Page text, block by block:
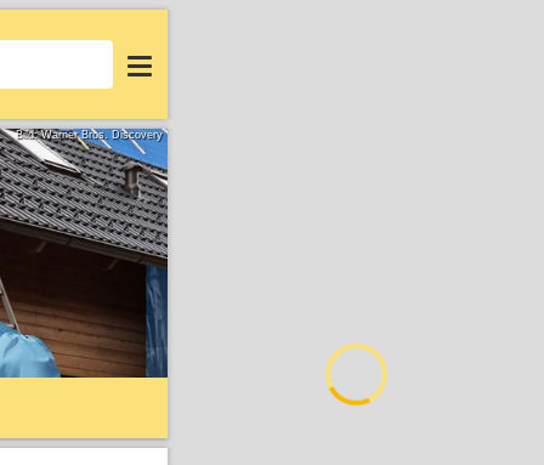
Login
Bild: Warner Bros. Discovery